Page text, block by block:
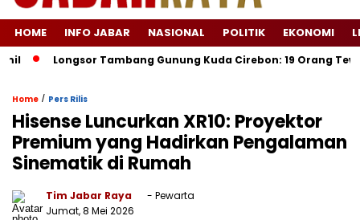
HOME INFO JABAR NASIONAL POLITIK EKONOMI
Longsor Tambang Gunung Kuda Cirebon: 19 Orang Tewas,
Home / Pers Rilis
Hisense Luncurkan XR10: Proyektor
Premium yang Hadirkan Pengalaman
Sinematik di Rumah
Tim Jabar Raya
- Pewarta
Jumat, 8 Mei 2026